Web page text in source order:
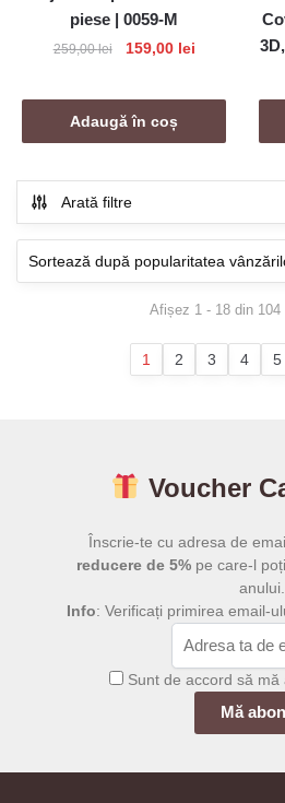
piese | 0059-M
259,00lei
Prețul
fost:
259,00 lei.
159,00 leiPrețul
Adaugă în coș
Arată filtre
Afișez 1 - 18 din 104
1 2 3 4 5
Voucher
Înscrie-te cu adresa de
reducere de 5% pe care-l
anului.
Info: Verificați primirea email-
Sunt de accord să mă